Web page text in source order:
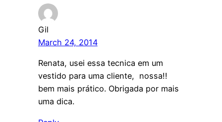
Gil
March 24, 2014
Renata, usei essa tecnica em um
vestido para uma cliente, nossa!!
bem mais prático. Obrigada por mais
uma dica.